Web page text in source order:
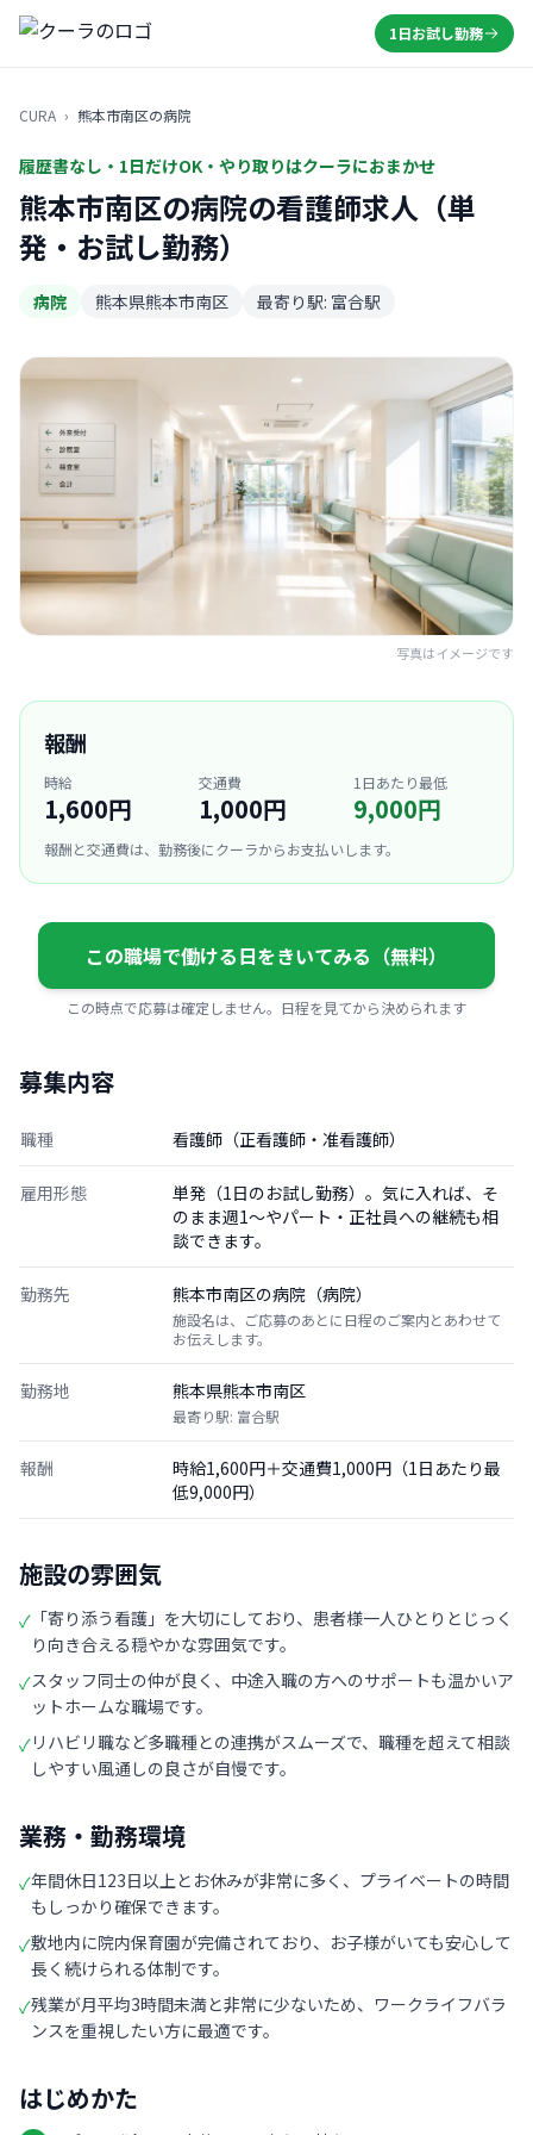
1日お試し勤務
CURA › 熊本市南区の病院
履歴書なし・1日だけOK・やり取りはクーラにおまかせ
熊本市南区の病院の看護師求人（単
発・お試し勤務）
病院 熊本県熊本市南区 最寄り駅: 富合駅
写真はイメージです
報酬
時給
1,600円
交通費
1,000円
1日あたり最低
9,000円
報酬と交通費は、勤務後にクーラからお支払いします。
この職場で働ける日をきいてみる（無料）
この時点で応募は確定しません。日程を見てから決められます
募集内容
職種 看護師（正看護師・准看護師）
雇用形態
単発（1日のお試し勤務）。気に入れば、そ
のまま週1〜やパート・正社員への継続も相
談できます。
勤務先 熊本市南区の病院（病院）
施設名は、ご応募のあとに日程のご案内とあわせて
お伝えします。
勤務地 熊本県熊本市南区
最寄り駅: 富合駅
報酬
時給1,600円＋交通費1,000円（1日あたり最
低9,000円）
施設の雰囲気
✓ 「寄り添う看護」を大切にしており、患者様一人ひとりとじっく
り向き合える穏やかな雰囲気です。
✓スタッフ同士の仲が良く、中途入職の方へのサポートも温かいア
ットホームな職場です。
✓リハビリ職など多職種との連携がスムーズで、職種を超えて相談
しやすい風通しの良さが自慢です。
業務・勤務環境
✓年間休日123日以上とお休みが非常に多く、プライベートの時間
もしっかり確保できます。
✓敷地内に院内保育園が完備されており、お子様がいても安心して
長く続けられる体制です。
✓残業が月平均3時間未満と非常に少ないため、ワークライフバラ
ンスを重視したい方に最適です。
はじめかた